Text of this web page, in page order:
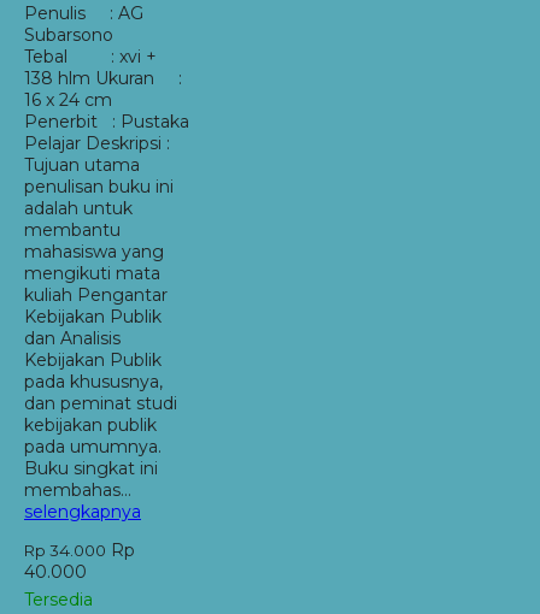
Penulis : AG
Subarsono
Tebal : xvi +
138 hlm Ukuran :
16 x 24 cm
Penerbit : Pustaka
Pelajar Deskripsi :
Tujuan utama
penulisan buku ini
adalah untuk
membantu
mahasiswa yang
mengikuti mata
kuliah Pengantar
Kebijakan Publik
dan Analisis
Kebijakan Publik
pada khususnya,
dan peminat studi
kebijakan publik
pada umumnya.
Buku singkat ini
membahas…
selengkapnya
Rp 34.000 Rp
40.000
Tersedia